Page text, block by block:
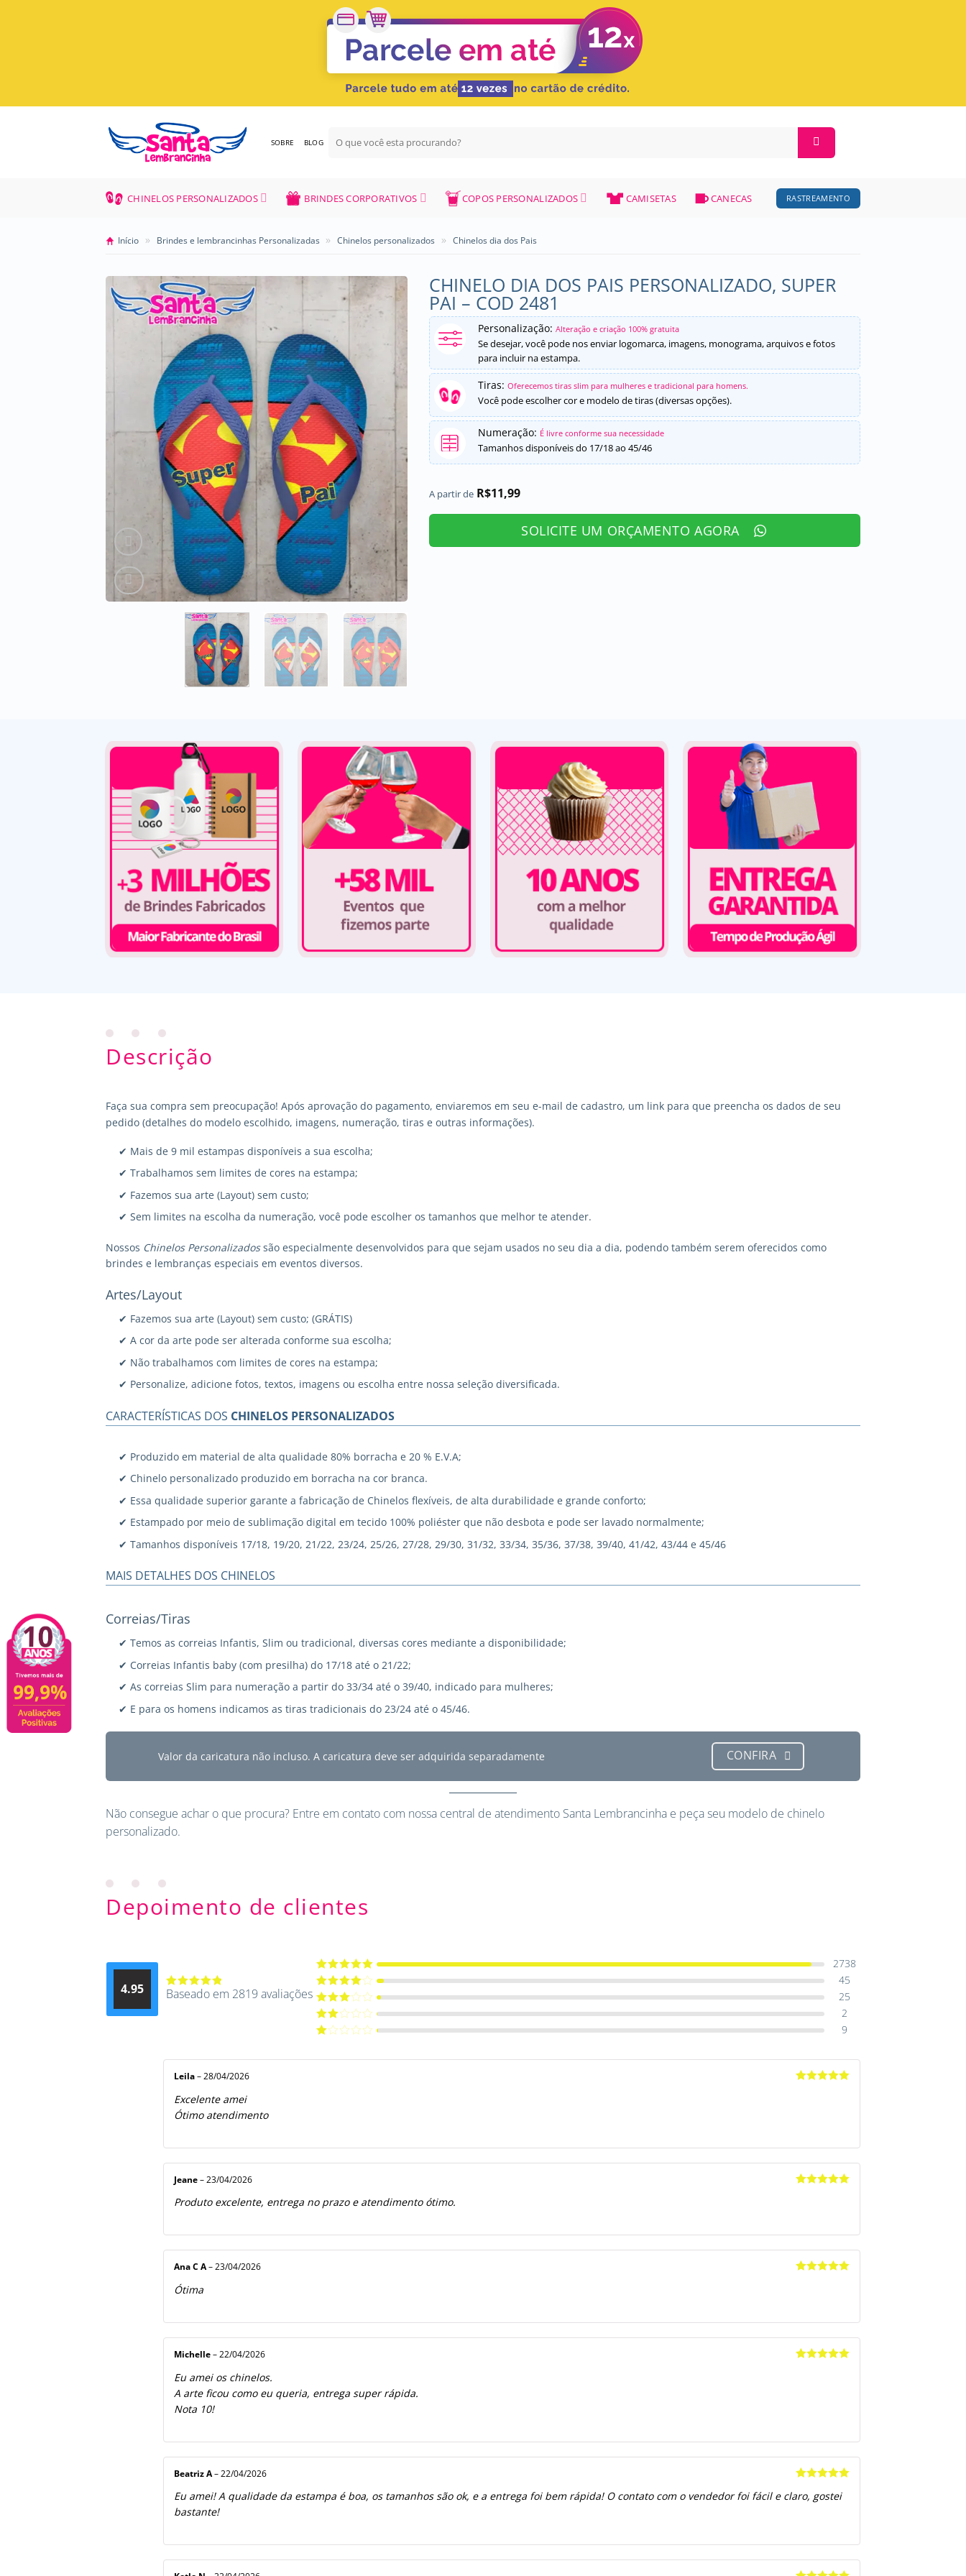
SOBRE BLOG
por:
CHINELOS PERSONALIZADOS BRINDES CORPORATIVOS COPOS PERSONALIZADOS CAMISETAS CANECAS RASTREAMENTO
Início » Brindes e lembrancinhas Personalizadas » Chinelos personalizados » Chinelos dia dos Pais
CHINELO DIA DOS PAIS PERSONALIZADO, SUPER
PAI – COD 2481
Personalização: Alteração e criação 100% gratuita
Se desejar, você pode nos enviar logomarca, imagens, monograma, arquivos e fotos
para incluir na estampa.
Tiras: Oferecemos tiras slim para mulheres e tradicional para homens.
Você pode escolher cor e modelo de tiras (diversas opções).
Numeração: É livre conforme sua necessidade
Tamanhos disponíveis do 17/18 ao 45/46
A partir de R$11,99
SOLICITE UM ORÇAMENTO AGORA
Descrição
Faça sua compra sem preocupação! Após aprovação do pagamento, enviaremos em seu e-mail de cadastro, um link para que preencha os dados de seu
pedido (detalhes do modelo escolhido, imagens, numeração, tiras e outras informações).
✔ Mais de 9 mil estampas disponíveis a sua escolha;
✔ Trabalhamos sem limites de cores na estampa;
✔ Fazemos sua arte (Layout) sem custo;
✔ Sem limites na escolha da numeração, você pode escolher os tamanhos que melhor te atender.
Nossos Chinelos Personalizadossão especialmente desenvolvidos para que sejam usados no seu dia a dia, podendo também serem oferecidos como
brindes e lembranças especiais em eventos diversos.
Artes/Layout
✔ Fazemos sua arte (Layout) sem custo; (GRÁTIS)
✔ A cor da arte pode ser alterada conforme sua escolha;
✔ Não trabalhamos com limites de cores na estampa;
✔ Personalize, adicione fotos, textos, imagens ou escolha entre nossa seleção diversificada.
CARACTERÍSTICAS DOS CHINELOS PERSONALIZADOS
✔ Produzido em material de alta qualidade 80% borracha e 20 % E.V.A;
✔ Chinelo personalizado produzido em borracha na cor branca.
✔ Essa qualidade superior garante a fabricação de Chinelos flexíveis, de alta durabilidade e grande conforto;
✔ Estampado por meio de sublimação digital em tecido 100% poliéster que não desbota e pode ser lavado normalmente;
✔ Tamanhos disponíveis 17/18, 19/20, 21/22, 23/24, 25/26, 27/28, 29/30, 31/32, 33/34, 35/36, 37/38, 39/40, 41/42, 43/44 e 45/46
MAIS DETALHES DOS CHINELOS
Correias/Tiras
✔ Temos as correias Infantis, Slim ou tradicional, diversas cores mediante a disponibilidade;
✔ Correias Infantis baby (com presilha) do 17/18 até o 21/22;
✔ As correias Slim para numeração a partir do 33/34 até o 39/40, indicado para mulheres;
✔ E para os homens indicamos as tiras tradicionais do 23/24 até o 45/46.
Valor da caricatura não incluso. A caricatura deve ser adquirida separadamente CONFIRA
Não consegue achar o que procura? Entre em contato com nossa central de atendimento Santa Lembrancinha e peça seu modelo de chinelo
personalizado.
Depoimento de clientes
4.95
Avaliação
Baseado em 2819 avaliações
Avaliação5
2738
Avaliação
45
Avaliação
25
Avaliação
2
9
Leila – 28/04/2026
Excelente amei
Ótimo atendimento
Jeane – 23/04/2026
Produto excelente, entrega no prazo e atendimento ótimo.
Ana C A– 23/04/2026
Ótima
Michelle – 22/04/2026
Eu amei os chinelos.
A arte ficou como eu queria, entrega super rápida.
Nota 10!
de 5
Beatriz A – 22/04/2026
Eu amei! A qualidade da estampa é boa, os tamanhos são ok, e a entrega foi bem rápida! O contato com o vendedor foi fácil e claro, gostei
bastante!